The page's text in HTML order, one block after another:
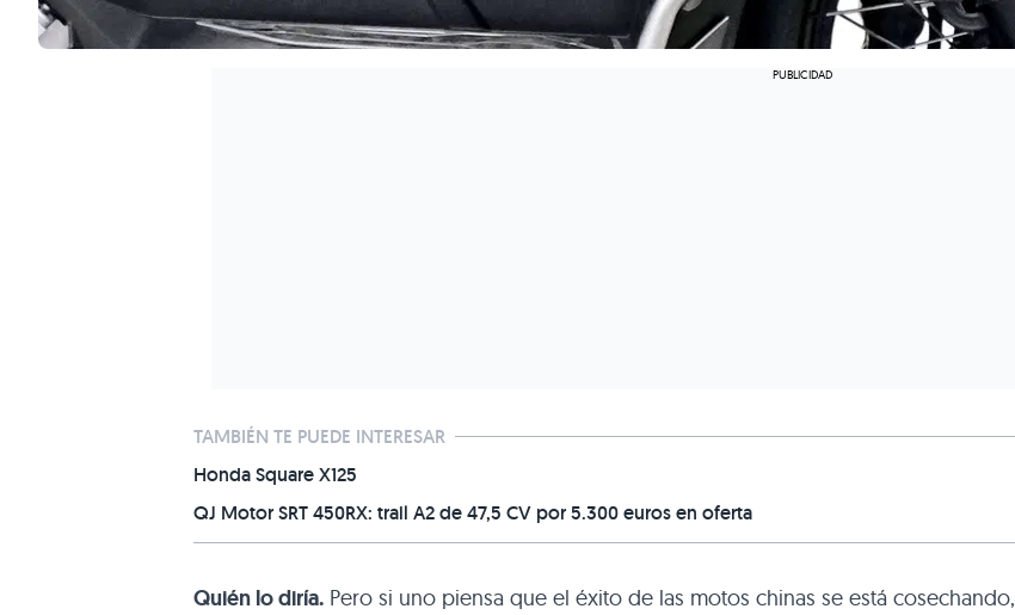
TAMBIÉN TE PUEDE INTERESAR
Honda Square X125
QJ Motor SRT 450RX: trail A2 de 47,5 CV por 5.300 euros en oferta
Quién lo diría. Pero si uno piensa que el éxito de las motos chinas se está cosechando,